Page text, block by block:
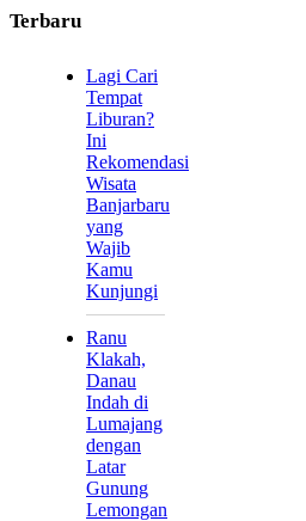
Terbaru
Lagi Cari
Tempat
Liburan?
Ini
Rekomendasi
Wisata
Banjarbaru
yang
Wajib
Kamu
Kunjungi
Ranu
Klakah,
Danau
Indah di
Lumajang
dengan
Latar
Gunung
Lemongan